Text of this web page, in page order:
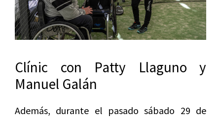
Clínic con Patty Llaguno y
Manuel Galán
Además, durante el pasado sábado 29 de